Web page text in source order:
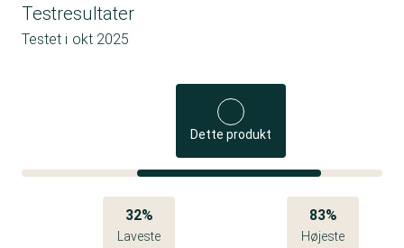
Testresultater
Testet i okt 2025
Dette produkt
32%
Laveste
83%
Højeste